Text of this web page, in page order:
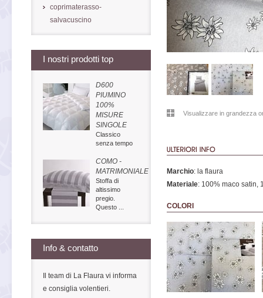
Visualizzare in grandezza
Marchio: la flaura
Materiale: 100% maco satin,
COLORI
coprimaterasso-
salvacuscino
I nostri prodotti top
D600
PIUMINO
100%
MISURE
SINGOLE
Classico
senza tempo
COMO -
MATRIMONIALE
Stoffa di
altissimo
pregio.
Questo ...
Info & contatto
Il team di La Flaura vi informa
e consiglia volentieri.